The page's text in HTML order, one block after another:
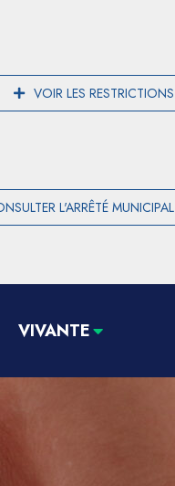
VOIR LES RESTRICTIONS
L'ARRÊTÉ MUNICIPAL
VIVANTE